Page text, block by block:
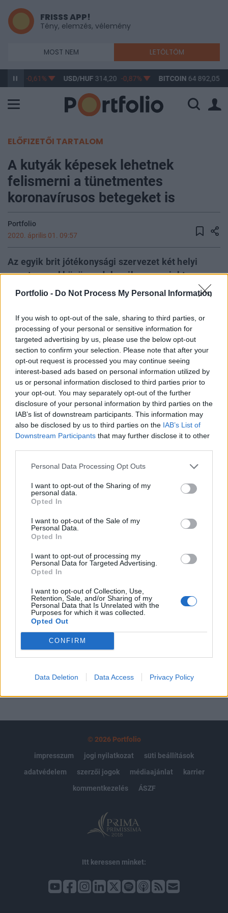
Portfolio - Do Not Process My Personal Information
If you wish to opt-out of the sale, sharing to third parties, or
processing of your personal or sensitive information for
targeted advertising by us, please use the below opt-out
section to confirm your selection. Please note that after your
opt-out request is processed you may continue seeing
interest-based ads based on personal information utilized by
us or personal information disclosed to third parties prior to
your opt-out. You may separately opt-out of the further
disclosure of your personal information by third parties on the
IAB’s list of downstream participants. This information may
also be disclosed by us to third parties on the IAB’s List of
Downstream Participants that may further disclose it to other
Personal Data Processing Opt Outs
I want to opt-out of the Sharing of my
personal data.
Opted In
I want to opt-out of the Sale of my
Personal Data.
Opted In
I want to opt-out of processing my
Personal Data for Targeted Advertising.
Opted In
I want to opt-out of Collection, Use,
Retention, Sale, and/or Sharing of my
Personal Data that Is Unrelated with the
Purposes for which it was collected.
Opted Out
CONFIRM
Data Deletion Data Access Privacy Policy
FRISSS APP!
Tény, elemzés, vélemény
MOST NEM LETÖLTÖM
-0,61% USD/HUF314,20 -0,87% BITCOIN64 892,05
ELŐFIZETŐI TARTALOM
A kutyák képesek lehetnek
felismerni a tünetmentes
koronavírusos betegeket is
Portfolio
2020. április 01. 09:57
Az egyik brit jótékonysági szervezet két helyi
egyetemmel közösen dolgozik egy projekten,
amelynek eredményeként a kutyák képesek
felismerésében a szaglásuk segítségével. A
kutatás egyébként nem újszerű, korábbi közös
projektek során már sikeresen tanították be a
négylábúakat különböző betegséggel rendelkezők
azonosítására.
A koronavírus gyorsan terjedő járvány, ráadásul sok a
tünetmentes beteg, aki hordozza a vírust, azonban
lehetséges, hogy a kutyák képesek a szaglásukkal
felismerni a koronavírusos betegeket, ezzel pedig nagy
segítséget nyújthatnának a vírus megfékezésében. Egy
jótékonysági szervezet, amely korábban már képzett ki
kutyákat a malária felismerésére, úgy véli, hogy a kutyák...
KEDVES OLVASÓNK!
tartozik, melynek olvasása előfizetéses
regisztrációhoz kötött.
Az előfizetés a következőket tartalmazza:
Portfolio.hu teljes cikkarchívum
kötéslistái
MÁR ELŐFIZETŐNK VAGY?BEJELENTKEZÉS
© 2026 Portfolio
impresszum
jogi nyilatkozat
süti beállítások
adatvédelem
szerzői jogok médiaajánlat
karrier
kommentkezelés
ÁSZF
Itt keressen minket: